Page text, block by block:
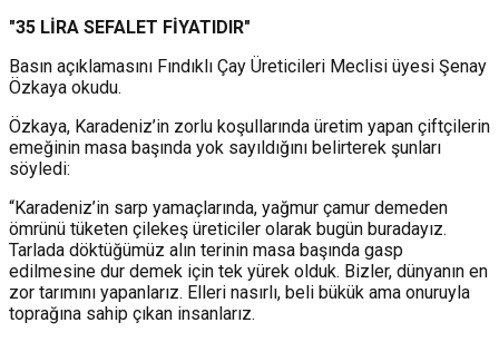
"35 LİRA SEFALET FİYATIDIR"
Basın açıklamasını Fındıklı Çay Üreticileri Meclisi üyesi Şenay
Özkaya okudu.
Özkaya, Karadeniz’in zorlu koşullarında üretim yapan çiftçilerin
emeğinin masa başında yok sayıldığını belirterek şunları
söyledi:
“Karadeniz’in sarp yamaçlarında, yağmur çamur demeden
ömrünü tüketen çilekeş üreticiler olarak bugün buradayız.
Tarlada döktüğümüz alın terinin masa başında gasp
edilmesine dur demek için tek yürek olduk. Bizler, dünyanın en
zor tarımını yapanlarız. Elleri nasırlı, beli bükük ama onuruyla
toprağına sahip çıkan insanlarız.